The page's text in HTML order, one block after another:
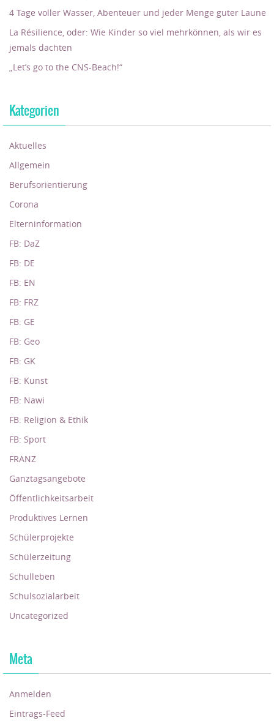
4 Tage voller Wasser, Abenteuer und jeder Menge guter Laune
La Résilience, oder: Wie Kinder so viel mehrkönnen, als wir es
jemals dachten
„Let’s go to the CNS-Beach!“
Kategorien
Aktuelles
Allgemein
Berufsorientierung
Corona
Elterninformation
FB: DaZ
FB: DE
FB: EN
FB: FRZ
FB: GE
FB: Geo
FB: GK
FB: Kunst
FB: Nawi
FB: Religion & Ethik
FB: Sport
FRANZ
Ganztagsangebote
Öffentlichkeitsarbeit
Produktives Lernen
Schülerprojekte
Schülerzeitung
Schulleben
Schulsozialarbeit
Uncategorized
Meta
Anmelden
Eintrags-Feed